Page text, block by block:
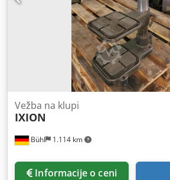
Stanje je dobro u skladu sa godinama.
Bühl 1.114 km
Vežba na klupi
IXION
Informacije o ceni